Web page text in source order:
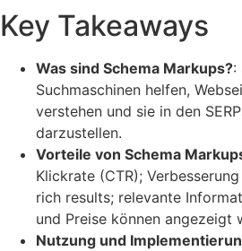
Key Takeaways
Was sind Schema Markups?:
Suchmaschinen helfen,
verstehen und sie in den
darzustellen.
Vorteile von Schema
Klickrate (CTR);
rich results; relevante
und Preise können angezeigt
Nutzung und